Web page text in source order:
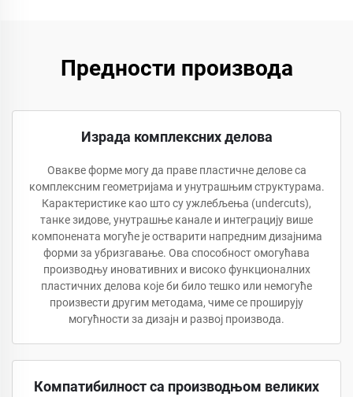
Предности производа
Израда комплексних делова
Овакве форме могу да праве пластичне делове са
комплексним геометријама и унутрашњим структурама.
Карактеристике као што су ужлебљења (undercuts),
танке зидове, унутрашње канале и интеграцију више
компонената могуће је остварити напредним дизајнима
форми за убризгавање. Ова способност омогућава
производњу иновативних и високо функционалних
пластичних делова које би било тешко или немогуће
произвести другим методама, чиме се проширују
могућности за дизајн и развој производа.
Компатибилност са производњом великих